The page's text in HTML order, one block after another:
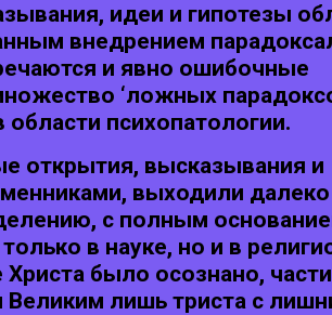
идеи и гипотезы
внедрением
и явно ошибочные
‘ложных
психопатологии.
открытия, высказывания и
выходили далеко
с полным
в науке, но и в
было осознано,
Великим лишь триста с